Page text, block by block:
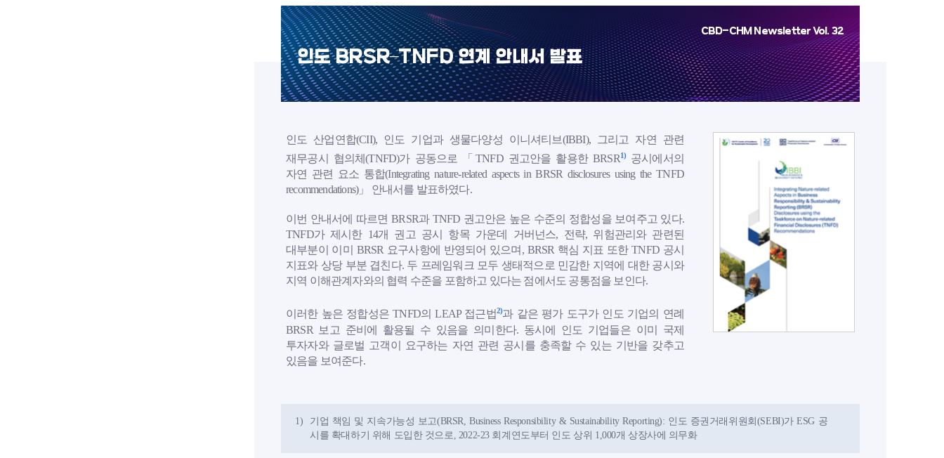
CBD-CHM Newsletter Vol. 32
인도 BRSR–TNFD 연계 안내서 발표
인도 산업연합(CII), 인도 기업과 생물다양성 이니셔티브(IBBI), 그리고 자연 관련
재무공시 협의체(TNFD)가 공동으로 「TNFD 권고안을 활용한 BRSR1)공시에서의
자연 관련 요소 통합(Integrating nature-related aspects in BRSR disclosures using the TNFD
recommendations)」 안내서를 발표하였다.
이번 안내서에 따르면 BRSR과 TNFD 권고안은 높은 수준의 정합성을 보여주고 있다.
TNFD가 제시한 14개 권고 공시 항목 가운데 거버넌스, 전략, 위험관리와 관련된
대부분이 이미 BRSR 요구사항에 반영되어 있으며, BRSR 핵심 지표 또한 TNFD 공시
지표와 상당 부분 겹친다. 두 프레임워크 모두 생태적으로 민감한 지역에 대한 공시와
지역 이해관계자와의 협력 수준을 포함하고 있다는 점에서도 공통점을 보인다.
이러한 높은 정합성은 TNFD의 LEAP 접근법2)과 같은 평가 도구가 인도 기업의 연례
BRSR 보고 준비에 활용될 수 있음을 의미한다. 동시에 인도 기업들은 이미 국제
투자자와 글로벌 고객이 요구하는 자연 관련 공시를 충족할 수 있는 기반을 갖추고
있음을 보여준다.
1)
기업 책임 및 지속가능성 보고(BRSR, Business Responsibility & Sustainability Reporting): 인도 증권거래위원회(SEBI)가 ESG 공
시를 확대하기 위해 도입한 것으로, 2022-23 회계연도부터 인도 상위 1,000개 상장사에 의무화